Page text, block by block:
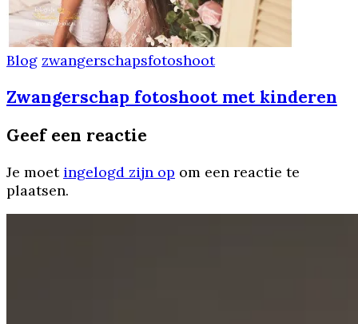
Blog zwangerschapsfotoshoot
Zwangerschap fotoshoot met kinderen
Geef een reactie
Je moet ingelogd zijn op om een reactie te
plaatsen.